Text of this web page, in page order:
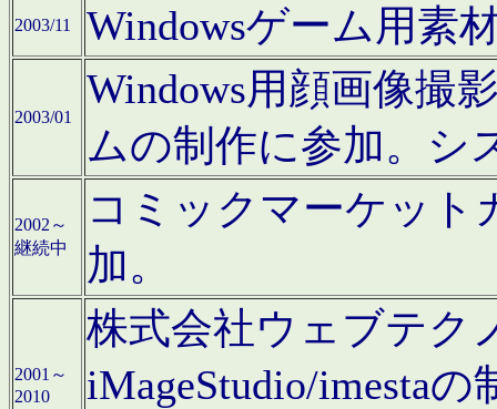
2003/11 Windowsゲーム用素
2003/01
Windows用顔画像撮
ムの制作に参加。シ
2002～
継続中
コミックマーケット
加。
2001～
2010
株式会社ウェブテク
iMageStudio/imesta